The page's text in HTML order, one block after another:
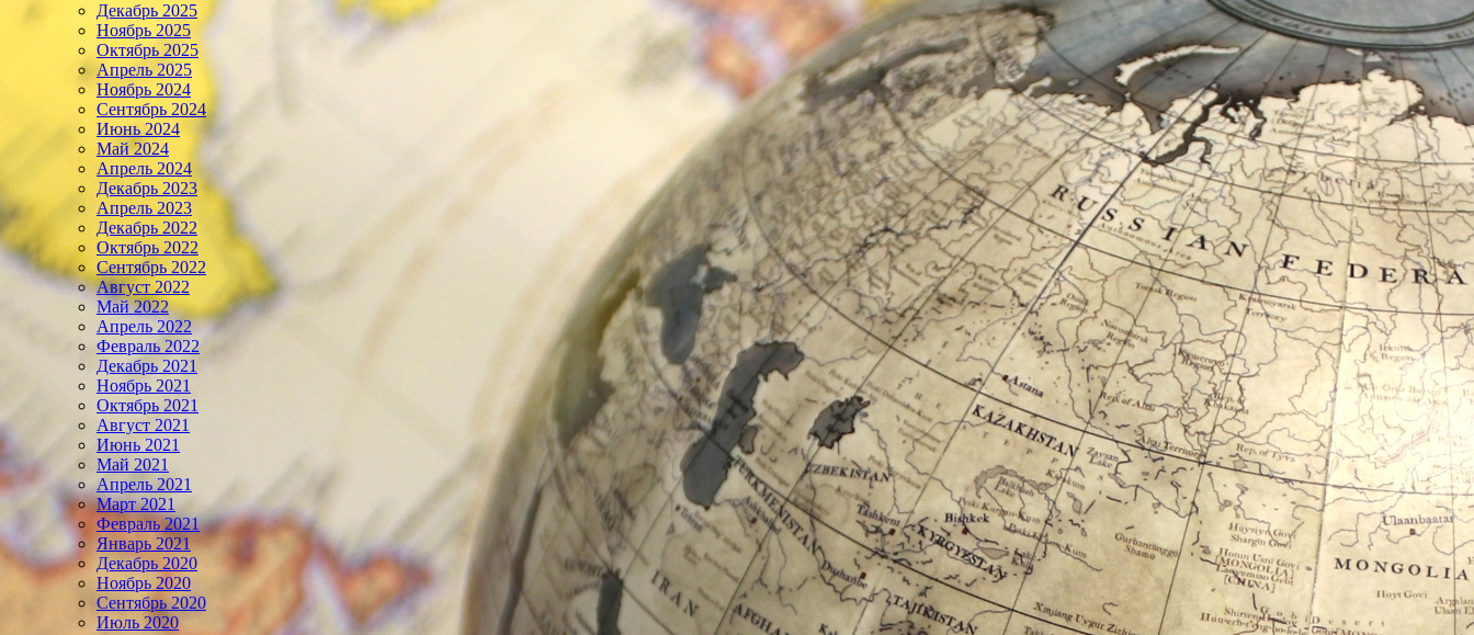
Декабрь 2025
Ноябрь 2025
Октябрь 2025
Апрель 2025
Ноябрь 2024
Сентябрь 2024
Июнь 2024
Май 2024
Апрель 2024
Декабрь 2023
Апрель 2023
Декабрь 2022
Октябрь 2022
Сентябрь 2022
Август 2022
Май 2022
Апрель 2022
Февраль 2022
Декабрь 2021
Ноябрь 2021
Октябрь 2021
Август 2021
Июнь 2021
Май 2021
Апрель 2021
Март 2021
Февраль 2021
Январь 2021
Декабрь 2020
Ноябрь 2020
Сентябрь 2020
Июль 2020